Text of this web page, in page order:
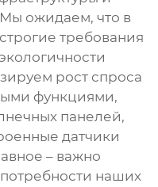
ожидаем, что в
требования
рост спроса
функциями,
панелей,
датчики
– важно
наших